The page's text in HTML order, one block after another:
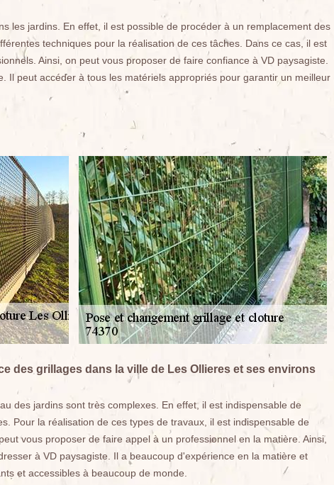
les jardins. En effet, il est possible de procéder à un remplacement des
techniques pour la réalisation de ces tâches. Dans ce cas, il est
Ainsi, on peut vous proposer de faire confiance à VD paysagiste.
Il peut accéder à tous les matériels appropriés pour garantir un meilleur
des grillages dans la ville de Les Ollieres et ses environs
des jardins sont très complexes. En effet, il est indispensable de
Pour la réalisation de ces types de travaux, il est indispensable de
vous proposer de faire appel à un professionnel en la matière. Ainsi,
à VD paysagiste. Il a beaucoup d'expérience en la matière et
et accessibles à beaucoup de monde.